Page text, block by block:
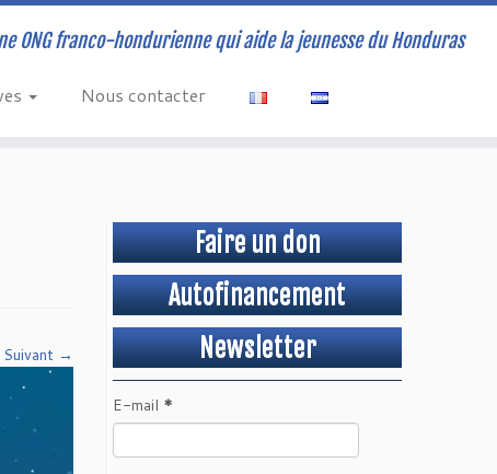
ONG franco-hondurienne qui aide la jeunesse du Honduras
Nous contacter
Suivant →
Faire un don
Autofinancement
Newsletter
E-mail *